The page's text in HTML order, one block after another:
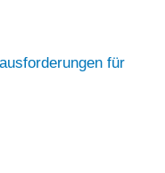
für